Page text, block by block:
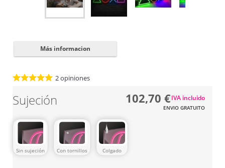
Más informacion
2opiniones
Sujeción
Sin sujeción Con tornillos Colgado
102,70 €
ENVIO GRATUITO
IVA incluido